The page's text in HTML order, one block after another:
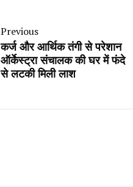
Previous
कर्ज और आर्थिक तंगी से परेशान
ऑर्केस्ट्रा संचालक की घर में फंदे
से लटकी मिली लाश